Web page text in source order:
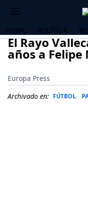
HOME POLÍTICA
El Rayo
años a
Europa Press
Archivado en: FÚTBOL